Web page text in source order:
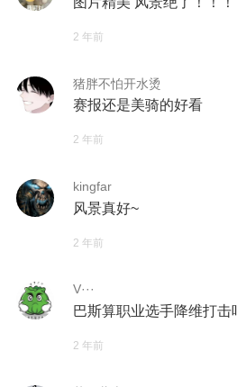
2 年前
猪胖不怕开水烫
赛报还是美骑的好看
2 年前
kingfar
风景真好~
2 年前
V···
巴斯算职业选手降维打击
2 年前